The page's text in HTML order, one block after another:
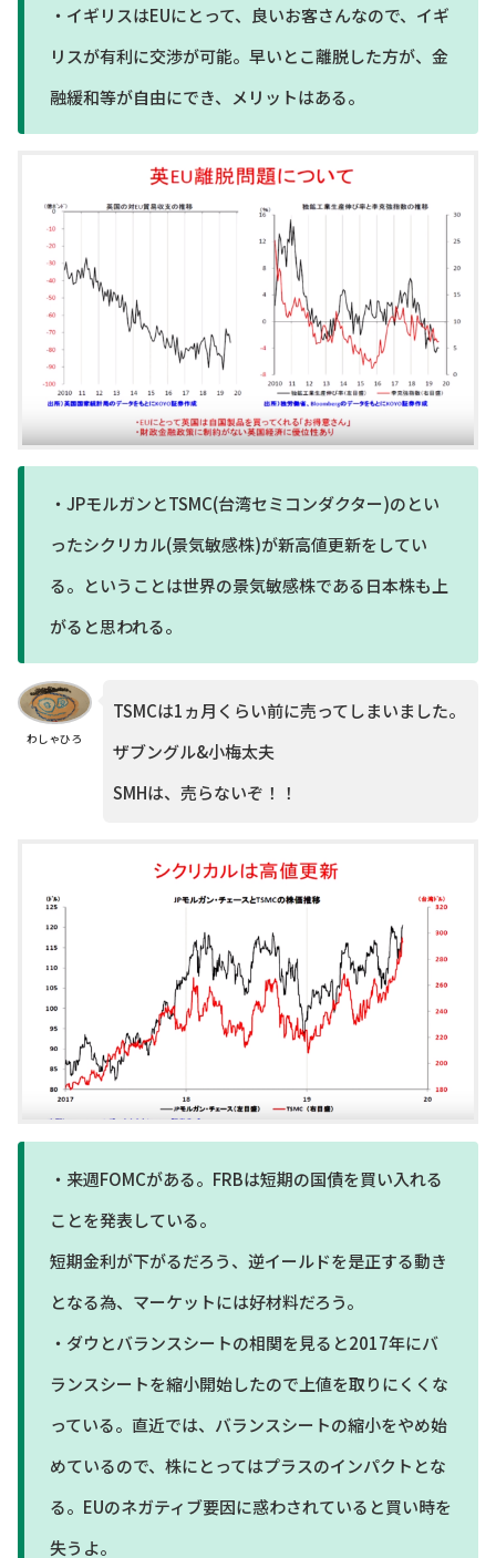
・イギリスはEUにとって、良いお客さんなので、イギ
リスが有利に交渉が可能。早いとこ離脱した方が、金
融緩和等が自由にでき、メリットはある。
・JPモルガンとTSMC(台湾セミコンダクター)のとい
ったシクリカル(景気敏感株)が新高値更新をしてい
る。ということは世界の景気敏感株である日本株も上
がると思われる。
わしゃひろ
TSMCは1ヵ月くらい前に売ってしまいました。
ザブングル&小梅太夫
SMHは、売らないぞ！！
・来週FOMCがある。FRBは短期の国債を買い入れる
ことを発表している。
短期金利が下がるだろう、逆イールドを是正する動き
となる為、マーケットには好材料だろう。
・ダウとバランスシートの相関を見ると2017年にバ
ランスシートを縮小開始したので上値を取りにくくな
っている。直近では、バランスシートの縮小をやめ始
めているので、株にとってはプラスのインパクトとな
る。EUのネガティブ要因に惑わされていると買い時を
失うよ。